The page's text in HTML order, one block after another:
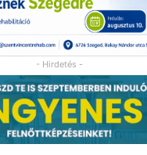
- Hirdetés -